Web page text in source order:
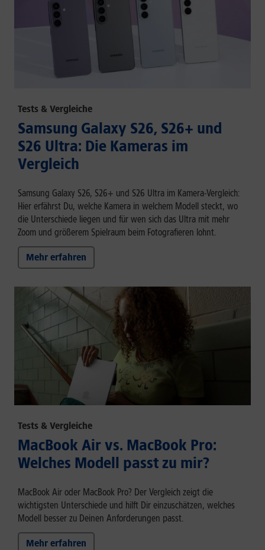
Tests & Vergleiche
Samsung Galaxy S26, S26+ und
S26 Ultra: Die Kameras im
Vergleich
Samsung Galaxy S26, S26+ und S26 Ultra im Kamera-Vergleich:
Hier erfährst Du, welche Kamera in welchem Modell steckt, wo
die Unterschiede liegen und für wen sich das Ultra mit mehr
Zoom und größerem Spielraum beim Fotografieren lohnt.
Mehr erfahren
Tests & Vergleiche
MacBook Air vs. MacBook Pro:
Welches Modell passt zu mir?
MacBook Air oder MacBook Pro? Der Vergleich zeigt die
wichtigsten Unterschiede und hilft Dir einzuschätzen, welches
Modell besser zu Deinen Anforderungen passt.
Mehr erfahren